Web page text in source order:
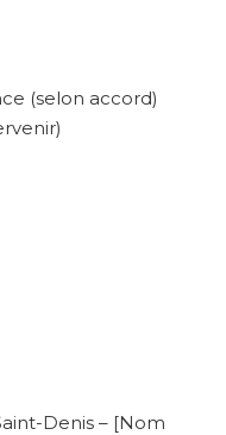
(selon accord)
Denis – [Nom